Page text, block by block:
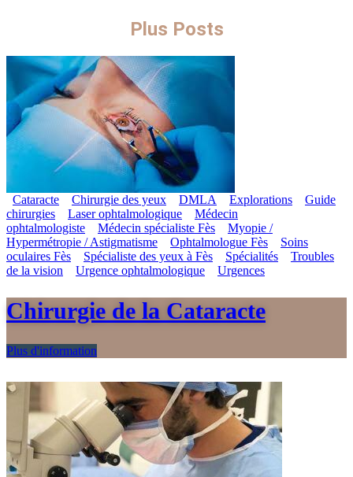
Plus Posts
Cataracte Chirurgie des yeux DMLA Explorations
Guide
chirurgies
Laser ophtalmologique
Médecin
ophtalmologiste
Médecin spécialiste Fès
Myopie /
Hypermétropie / Astigmatisme
Ophtalmologue Fès
Soins
oculaires Fès
Spécialiste des yeux à Fès Spécialités
Troubles
de la vision
Urgence ophtalmologique Urgences
Chirurgie de la Cataracte
Plus d'information